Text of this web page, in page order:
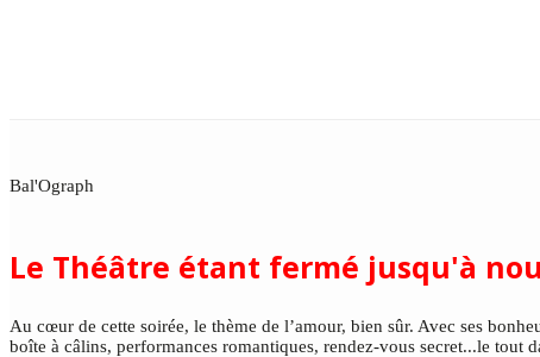
Bal'Ograph
Le Théâtre étant fermé jusqu'à
Au cœur de cette soirée, le thème de l’amour, bien sûr. Avec ses
boîte à câlins, performances romantiques, rendez-vous secret...le tout